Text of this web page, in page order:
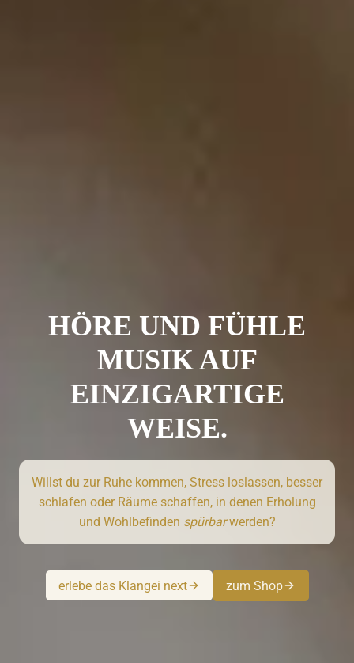
HÖRE UND FÜHLE
MUSIK AUF
EINZIGARTIGE
WEISE.
Willst du zur Ruhe kommen, Stress loslassen, besser
schlafen oder Räume schaffen, in denen Erholung
und Wohlbefinden spürbarwerden?
erlebe das Klangei next zum Shop